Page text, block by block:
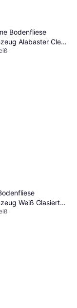
Bodenfliese
Alabaster Cleo
60 cm
Weiß Glasiert
cm x 120 cm